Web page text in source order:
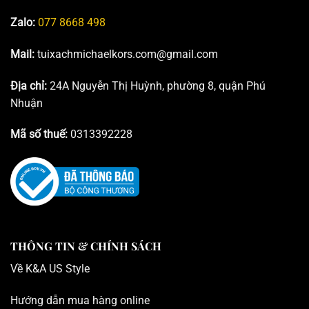
Zalo: 077 8668 498
Mail: tuixachmichaelkors.com@gmail.com
Địa chỉ: 24A Nguyễn Thị Huỳnh, phường 8, quận Phú
Nhuận
Mã số thuế: 0313392228
THÔNG TIN & CHÍNH SÁCH
Về K&A US Style
Hướng dẫn mua hàng online